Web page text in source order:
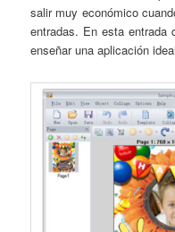
salir muy económico
entradas. En esta entrada
enseñar una aplicación